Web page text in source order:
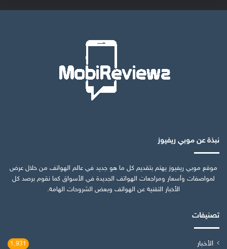
نبذة عن موبي ريفيوز
موقع موبي ريفيوز يهتم بتقديم كل ما هو جديد في عالم الهواتف من خلال عرض
لمواصفات وأسعار ومراجعات الهواتف الجديدة في الأسواق كما نقوم برصد كل
الأخبار التقنية عن الهواتف وبعض الشروحات الهامة.
تصنيفات
الأخبار 1٬931